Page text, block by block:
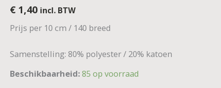
€ 1,40 incl. BTW
Prijs per 10 cm / 140 breed
Samenstelling: 80% polyester / 20% katoen
Beschikbaarheid:85 op voorraad